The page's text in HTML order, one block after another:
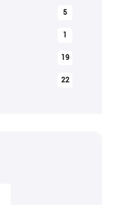
5
1
19
22